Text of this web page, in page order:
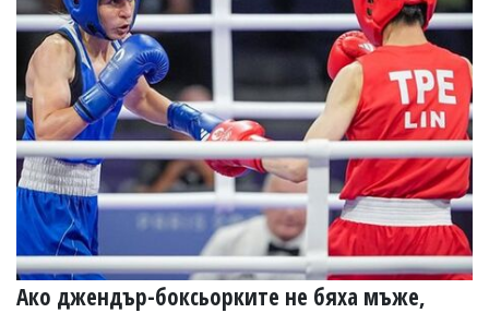
Ако джендър-боксьорките не бяха мъже,